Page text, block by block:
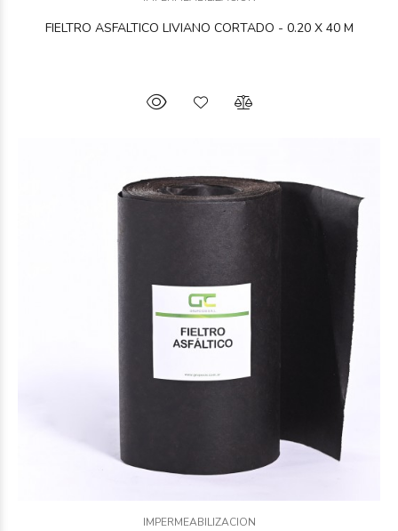
FIELTRO ASFALTICO LIVIANO CORTADO - 0.20 X 40 M
IMPERMEABILIZACION